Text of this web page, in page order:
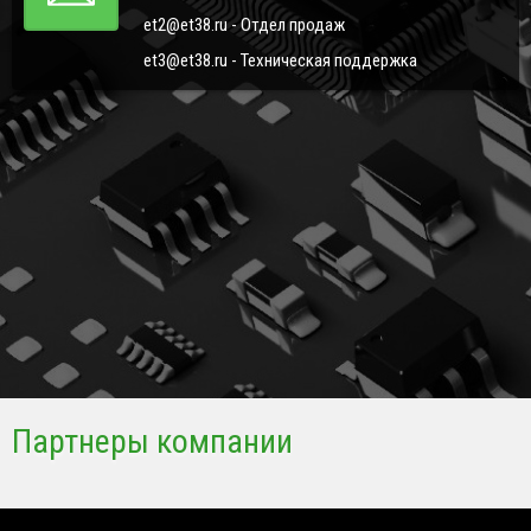
et2@et38.ru - Отдел продаж
et3@et38.ru - Техническая поддержка
Партнеры компании